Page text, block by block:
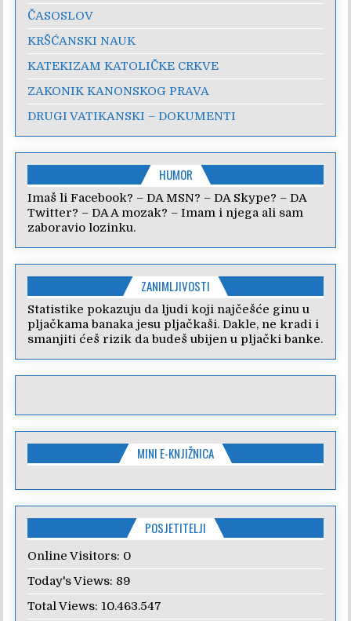
ČASOSLOV
KRŠĆANSKI NAUK
KATEKIZAM KATOLIČKE CRKVE
ZAKONIK KANONSKOG PRAVA
DRUGI VATIKANSKI – DOKUMENTI
HUMOR
Imaš li Facebook? – DA MSN? – DA Skype? – DA
Twitter? – DA A mozak? – Imam i njega ali sam
zaboravio lozinku.
ZANIMLJIVOSTI
Statistike pokazuju da ljudi koji najčešće ginu u
pljačkama banaka jesu pljačkaši. Dakle, ne kradi i
smanjiti ćeš rizik da budeš ubijen u pljački banke.
MINI E-KNJIŽNICA
POSJETITELJI
Online Visitors: 0
Today's Views: 89
Total Views: 10.463.547